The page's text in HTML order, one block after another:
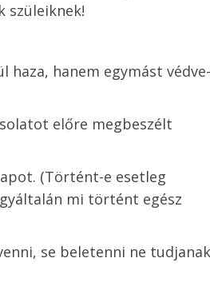
szüleiknek!
haza, hanem egymást védve-
előre megbeszélt
(Történt-e esetleg
mi történt egész
se beletenni ne tudjanak